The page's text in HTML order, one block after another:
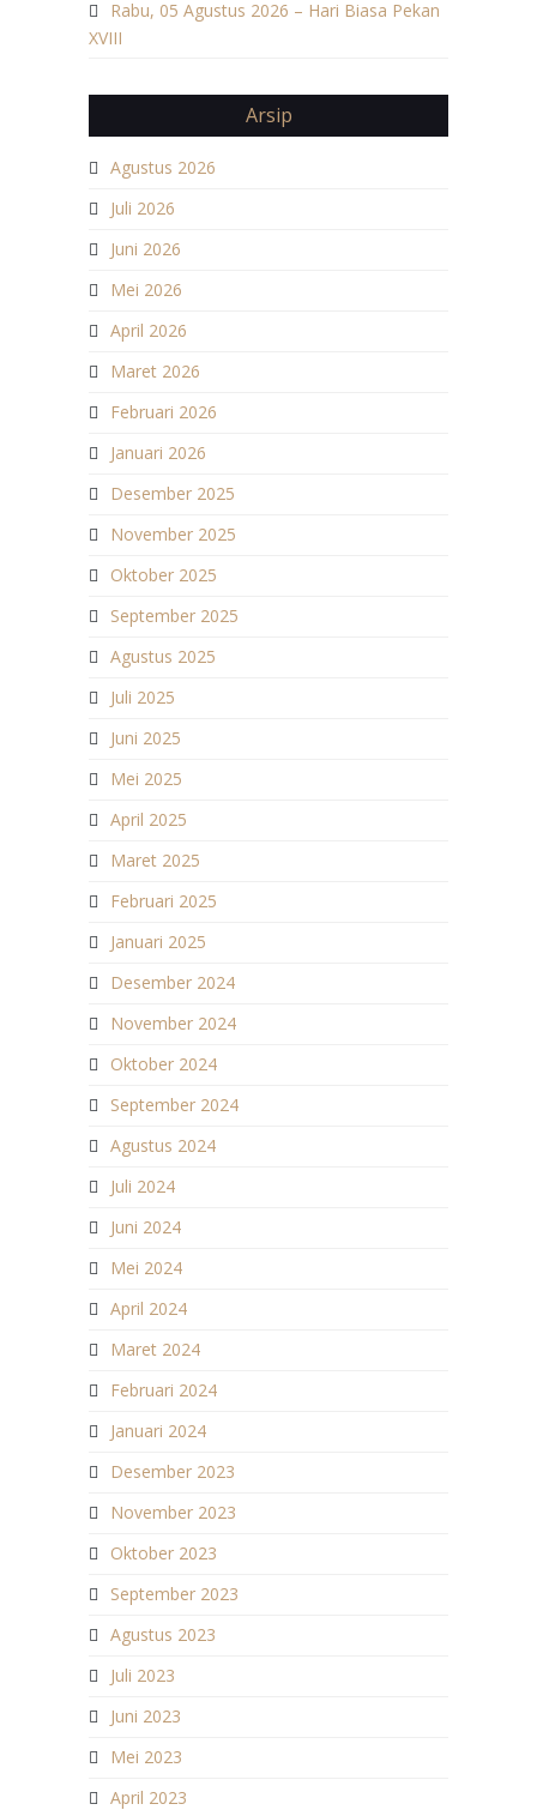
Rabu, 05 Agustus 2026 – Hari Biasa Pekan
XVIII
Arsip
Agustus 2026
Juli 2026
Juni 2026
Mei 2026
April 2026
Maret 2026
Februari 2026
Januari 2026
Desember 2025
November 2025
Oktober 2025
September 2025
Agustus 2025
Juli 2025
Juni 2025
Mei 2025
April 2025
Maret 2025
Februari 2025
Januari 2025
Desember 2024
November 2024
Oktober 2024
September 2024
Agustus 2024
Juli 2024
Juni 2024
Mei 2024
April 2024
Maret 2024
Februari 2024
Januari 2024
Desember 2023
November 2023
Oktober 2023
September 2023
Agustus 2023
Juli 2023
Juni 2023
Mei 2023
April 2023